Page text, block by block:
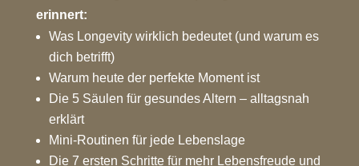
erinnert:
Was Longevity wirklich bedeutet (und warum es
dich betrifft)
Warum heute der perfekte Moment ist
Die 5 Säulen für gesundes Altern – alltagsnah
erklärt
Mini-Routinen für jede Lebenslage
Die 7 ersten Schritte für mehr Lebensfreude und